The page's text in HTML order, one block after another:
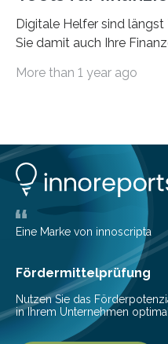
Digitale Helfer sind längst
Sie damit auch Ihre
die genau das
Lösungen interessieren. 1.
Konten auf einen Blick
ihrem Online-Banking
mit der sich Konten bei
More than 1 year ago
Eine Marke von innoscripta
Fördermittelprüfung
Nutzen Sie das
in Ihrem Unternehmen